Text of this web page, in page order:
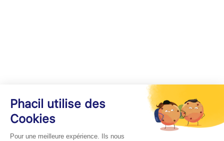
Phacil utilise des
Cookies
Pour une meilleure expérience. Ils nous